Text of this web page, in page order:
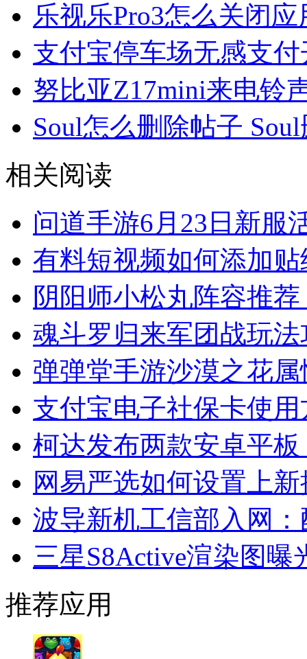
乐视乐Pro3怎么关闭
支付宝停车场无感支
努比亚Z17mini来电铃
Soul怎么删除帖子
相关阅读
问道手游6月23日新服
有料短视频如何添加贴
阴阳师小松丸阵容推
魂斗罗归来军团战玩法
弹弹堂手游沙漠之花
支付宝电子社保卡使用
柯达发布两款安卓平
网易严选如何设置上
波导新机工信部入网：
三星S8Active渲染图曝
推荐应用